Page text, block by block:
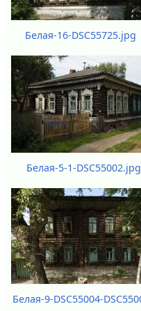
Белая-16-DSC55725.jpg
Белая-5-1-DSC55002.jpg